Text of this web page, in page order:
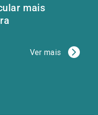
mais
Ver mais